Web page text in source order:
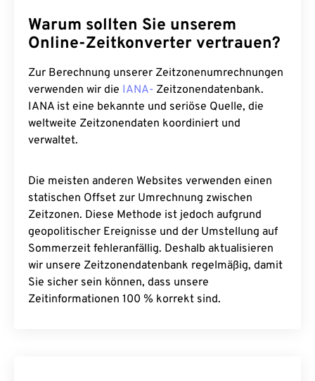
Warum sollten Sie unserem
Online-Zeitkonverter vertrauen?
Zur Berechnung unserer Zeitzonenumrechnungen
verwenden wir die IANA- Zeitzonendatenbank.
IANA ist eine bekannte und seriöse Quelle, die
weltweite Zeitzonendaten koordiniert und
verwaltet.
Die meisten anderen Websites verwenden einen
statischen Offset zur Umrechnung zwischen
Zeitzonen. Diese Methode ist jedoch aufgrund
geopolitischer Ereignisse und der Umstellung auf
Sommerzeit fehleranfällig. Deshalb aktualisieren
wir unsere Zeitzonendatenbank regelmäßig, damit
Sie sicher sein können, dass unsere
Zeitinformationen 100 % korrekt sind.